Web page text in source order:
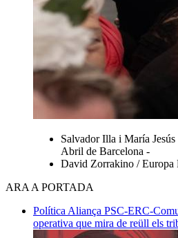
Salvador Illa i María
Abril de Barcelona -
David Zorrakino / Europa
ARA A PORTADA
Política Aliança PSC-ERC-
operativa que mira de reüll els